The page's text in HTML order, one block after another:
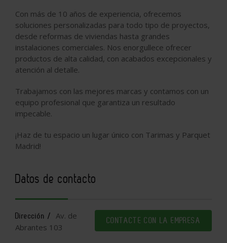
Con más de 10 años de experiencia, ofrecemos
soluciones personalizadas para todo tipo de proyectos,
desde reformas de viviendas hasta grandes
instalaciones comerciales. Nos enorgullece ofrecer
productos de alta calidad, con acabados excepcionales y
atención al detalle.
Trabajamos con las mejores marcas y contamos con un
equipo profesional que garantiza un resultado
impecable.
¡Haz de tu espacio un lugar único con Tarimas y Parquet
Madrid!
Datos de contacto
CONTACTE CON LA EMPRESA
Dirección / Av. de
Abrantes 103